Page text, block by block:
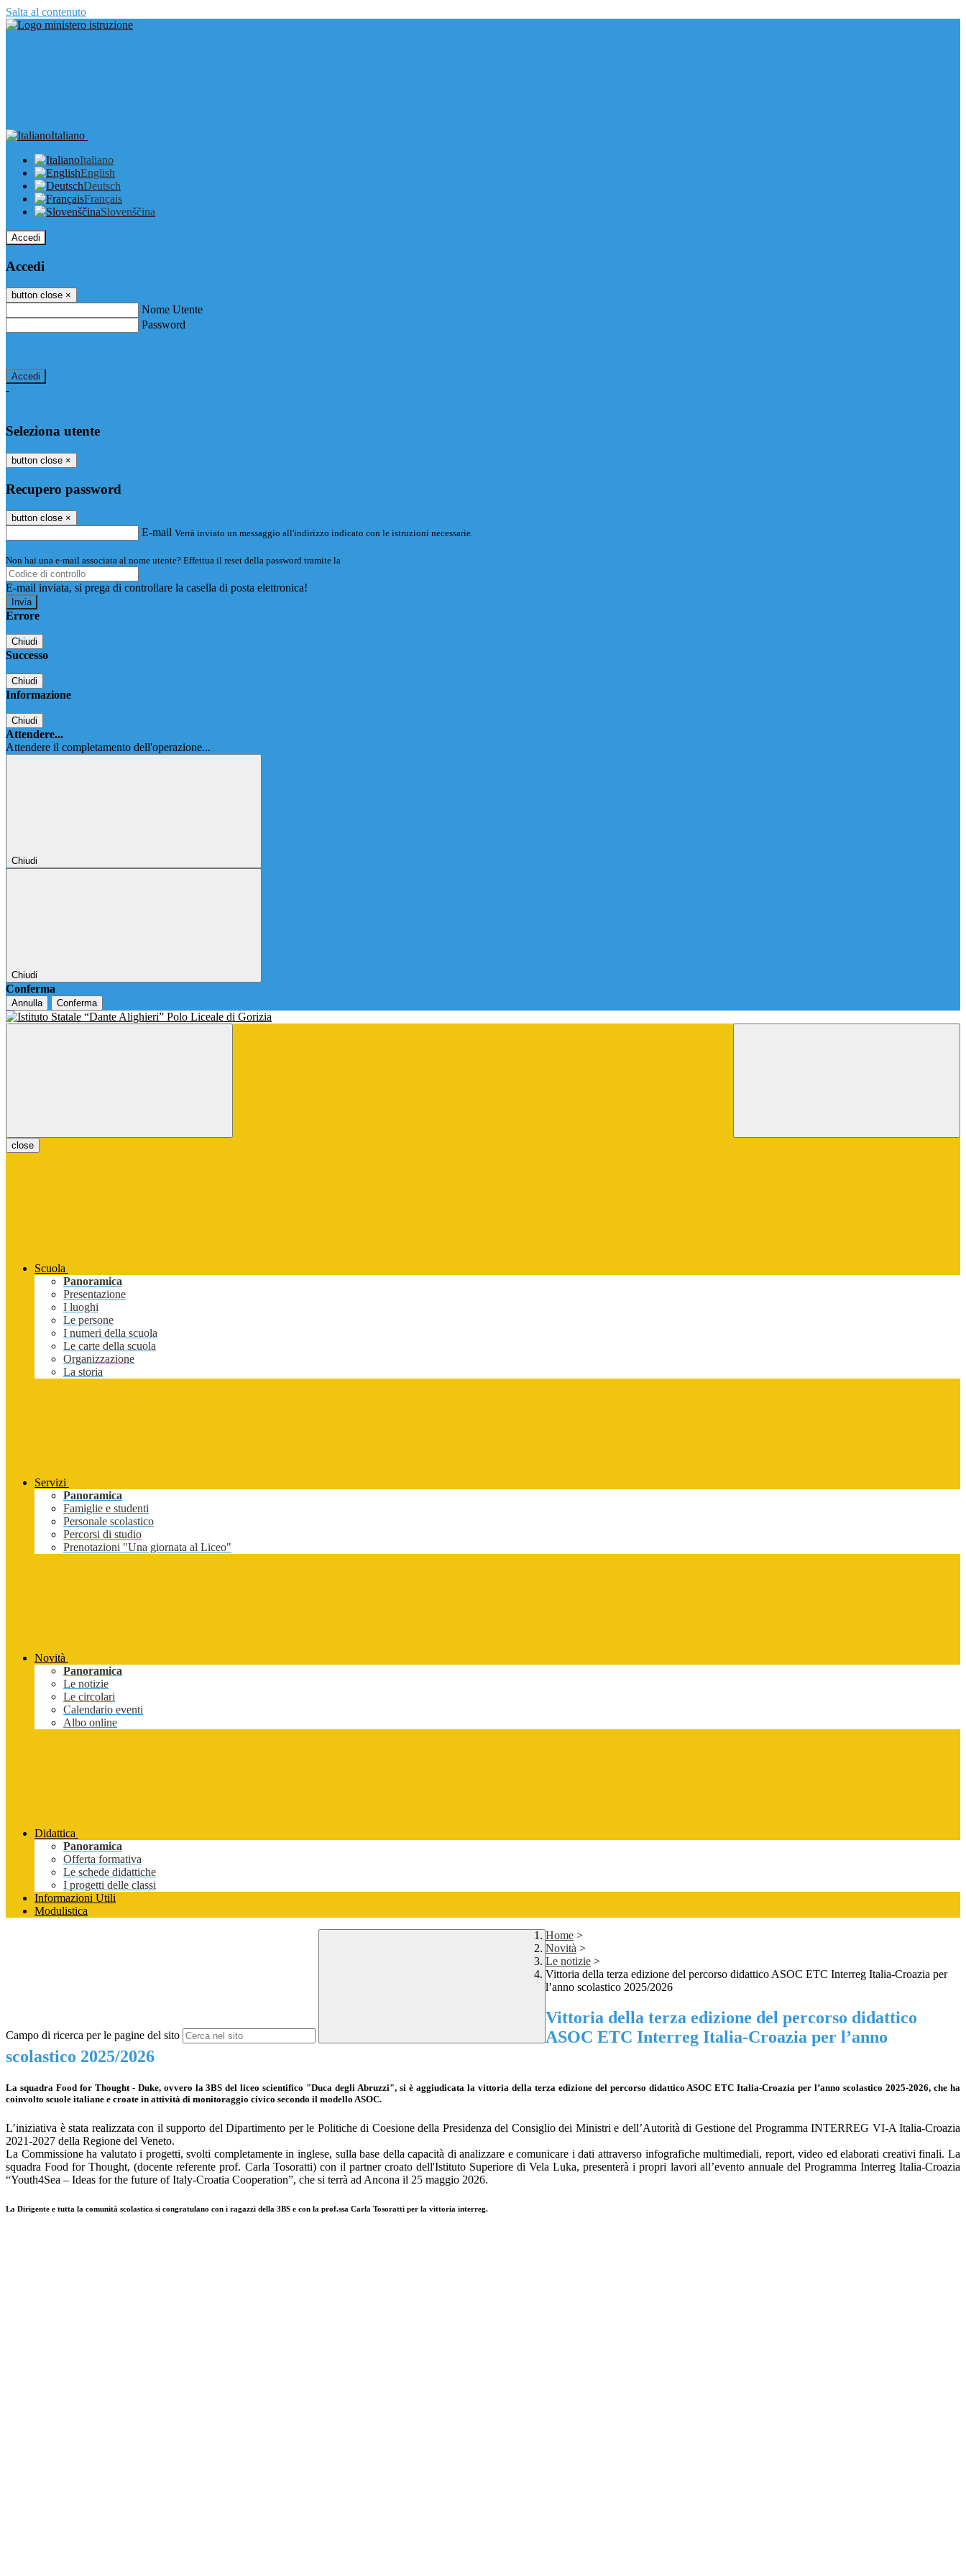
Salta al contenuto
Italiano
Italiano
English
Deutsch
Français
Slovenščina
Accedi
Accedi
button close ×
Nome Utente
Password
-
Seleziona utente
button close ×
Recupero password
button close ×
E-mail Verrà inviato un messaggio all'indirizzo indicato con le istruzioni necessarie.
Non hai una e-mail associata al nome utente? Effettua il reset della password tramite la
E-mail inviata, si prega di controllare la casella di posta elettronica!
Errore
Chiudi
Successo
Chiudi
Informazione
Chiudi
Attendere...
Attendere il completamento dell'operazione...
Chiudi
Chiudi
Conferma
Annulla Conferma
close
Scuola
Panoramica
Presentazione
I luoghi
Le persone
I numeri della scuola
Le carte della scuola
Organizzazione
La storia
Servizi
Panoramica
Famiglie e studenti
Personale scolastico
Percorsi di studio
Prenotazioni "Una giornata al Liceo"
Novità
Panoramica
Le notizie
Le circolari
Calendario eventi
Albo online
Didattica
Panoramica
Offerta formativa
Le schede didattiche
I progetti delle classi
Informazioni Utili
Modulistica
Campo di ricerca per le pagine del sito
Home >
Novità >
Le notizie >
Vittoria della terza edizione del percorso didattico ASOC ETC Interreg Italia-Croazia per
l’anno scolastico 2025/2026
Vittoria della terza edizione del percorso didattico
ASOC ETC Interreg Italia-Croazia per l’anno
scolastico 2025/2026
La squadra Food for Thought - Duke, ovvero la 3BS del liceo scientifico "Duca degli Abruzzi", si è aggiudicata la vittoria della terza edizione del percorso didattico ASOC ETC Italia-Croazia per l’anno scolastico 2025-2026, che ha
coinvolto scuole italiane e croate in attività di monitoraggio civico secondo il modello ASOC.
L’iniziativa è stata realizzata con il supporto del Dipartimento per le Politiche di Coesione della Presidenza del Consiglio dei Ministri e dell’Autorità di Gestione del Programma INTERREG VI-A Italia-Croazia
2021-2027 della Regione del Veneto.
La Commissione ha valutato i progetti, svolti completamente in inglese, sulla base della capacità di analizzare e comunicare i dati attraverso infografiche multimediali, report, video ed elaborati creativi finali. La
squadra Food for Thought, (docente referente prof. Carla Tosoratti) con il partner croato dell'Istituto Superiore di Vela Luka, presenterà i propri lavori all’evento annuale del Programma Interreg Italia-Croazia
“Youth4Sea – Ideas for the future of Italy-Croatia Cooperation”, che si terrà ad Ancona il 25 maggio 2026.
La Dirigente e tutta la comunità scolastica si congratulano con i ragazzi della 3BS e con la prof.ssa Carla Tosoratti per la vittoria interreg.